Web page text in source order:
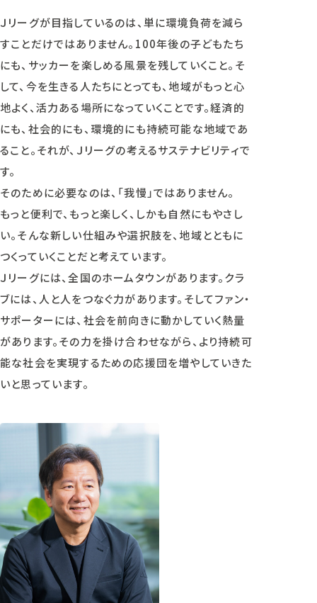
Ｊリーグが目指しているのは、単に環境負荷を減ら
すことだけではありません。100年後の子どもたち
にも、サッカーを楽しめる風景を残していくこと。そ
して、今を生きる人たちにとっても、地域がもっと心
地よく、活力ある場所になっていくことです。経済的
にも、社会的にも、環境的にも持続可能な地域であ
ること。それが、Ｊリーグの考えるサステナビリティで
す。
そのために必要なのは、「我慢」ではありません。
もっと便利で、もっと楽しく、しかも自然にもやさし
い。そんな新しい仕組みや選択肢を、地域とともに
つくっていくことだと考えています。
Ｊリーグには、全国のホームタウンがあります。クラ
ブには、人と人をつなぐ力があります。そしてファン・
サポーターには、社会を前向きに動かしていく熱量
があります。その力を掛け合わせながら、より持続可
能な社会を実現するための応援団を増やしていきた
いと思っています。